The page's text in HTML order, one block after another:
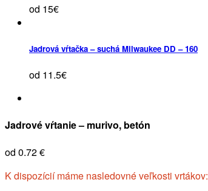
od 15€
Jadrová vŕtačka – suchá Milwaukee DD – 160
od 11.5€
Jadrové vŕtanie – murivo, betón
od 0.72 €
K dispozícií máme nasledovné veľkosti vrtákov: